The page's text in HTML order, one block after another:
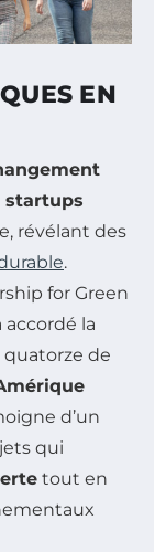
EN
startups
révélant des
.
for Green
accordé la
quatorze de
d’un
qui
tout en